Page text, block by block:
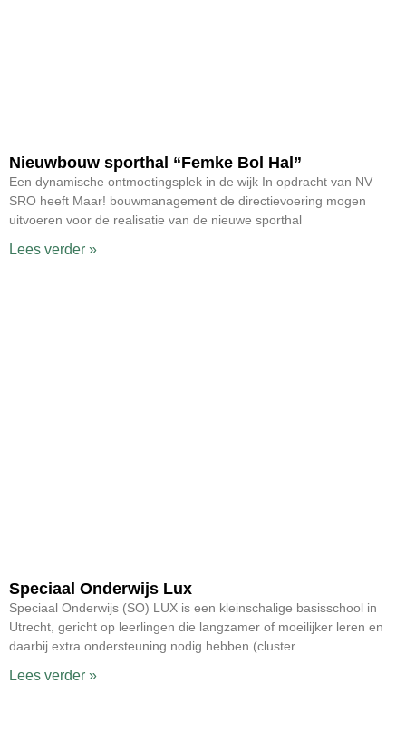
Nieuwbouw sporthal “Femke Bol Hal”
Een dynamische ontmoetingsplek in de wijk In opdracht van NV
SRO heeft Maar! bouwmanagement de directievoering mogen
uitvoeren voor de realisatie van de nieuwe sporthal
Lees verder »
Speciaal Onderwijs Lux
Speciaal Onderwijs (SO) LUX is een kleinschalige basisschool in
Utrecht, gericht op leerlingen die langzamer of moeilijker leren en
daarbij extra ondersteuning nodig hebben (cluster
Lees verder »